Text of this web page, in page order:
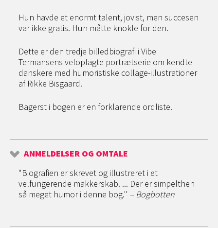
Hun havde et enormt talent, jovist, men succesen
var ikke gratis. Hun måtte knokle for den.
Dette er den tredje billedbiografi i Vibe
Termansens veloplagte portrætserie om kendte
danskere med humoristiske collage-illustrationer
af Rikke Bisgaard.
Bagerst i bogen er en forklarende ordliste.
ANMELDELSER OG OMTALE
"Biografien er skrevet og illustreret i et
velfungerende makkerskab. ... Der er simpelthen
så meget humor i denne bog." – Bogbotten